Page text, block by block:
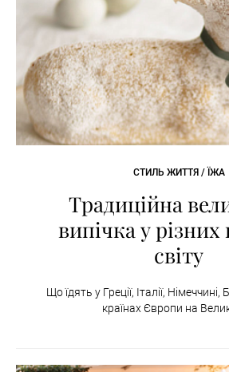
СТИЛЬ ЖИТТЯ / ЇЖА
Традиційна
випічка у різних
світу
Що їдять у Греції, Італії, Німеччині,
країнах Європи на